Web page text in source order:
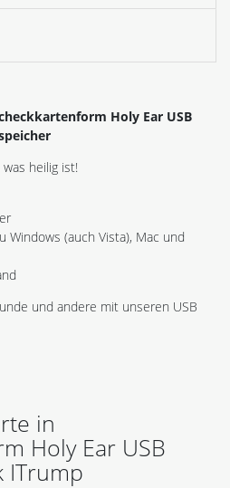
Holy Ear USB
was heilig ist!
Windows (auch Vista), Mac und
und andere mit unseren USB
in
Holy Ear USB
ITrump